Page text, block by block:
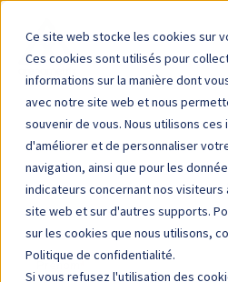
Ce site web stocke les cookies sur
Ces cookies sont utilisés pour
informations sur la manière dont
avec notre site web et nous
souvenir de vous. Nous utilisons ces
d'améliorer et de personnaliser
navigation, ainsi que pour les
indicateurs concernant nos visiteurs
site web et sur d'autres supports.
sur les cookies que nous utilisons,
Politique de confidentialité.
Si vous refusez l'utilisation des